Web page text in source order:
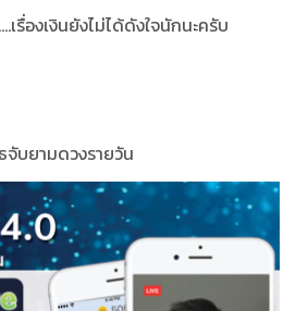
เรื่องเงินยังไม่ได้ดังใจนักนะครับ
จับยามดวงรายวัน